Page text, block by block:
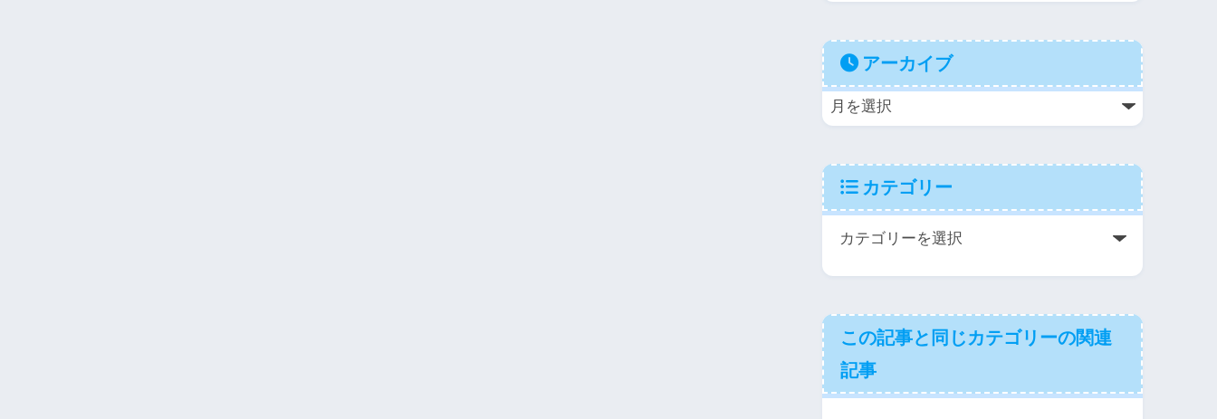
アーカイブ
カテゴリー
この記事と同じカテゴリーの関連
記事